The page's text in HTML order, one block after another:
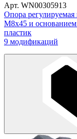
Арт. WN00305913
Опора
М8х45 и
пластик
9 модификаций